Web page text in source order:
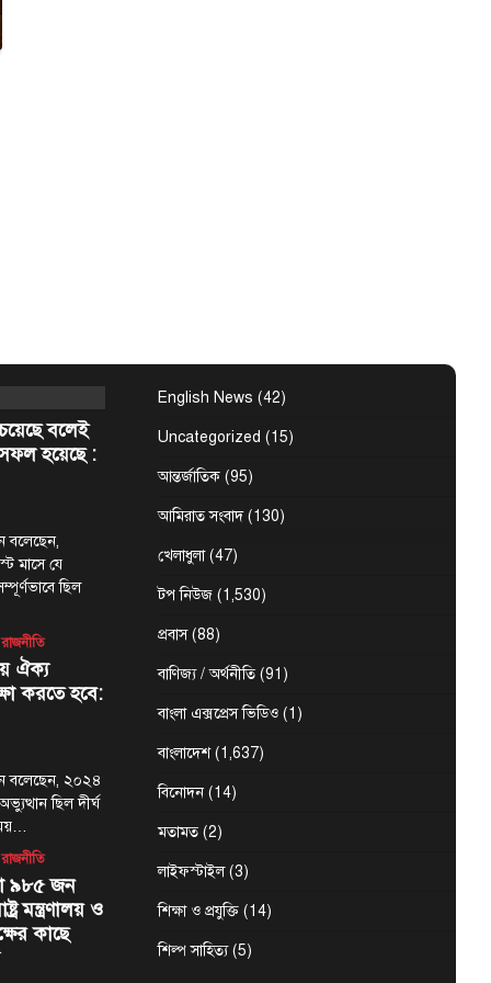
আগামী
ইউএই
সাক্ষাৎ
মোহাম্মদ বিন…
বলেই
হয়েছে :
বলেছেন,
মাসে যে
ছিল
রাজনীতি
ঐক্য
করতে হবে:
বলেছেন, ২০২৪
ছিল দীর্ঘ
রাজনীতি
৯৮৫ জন
মন্ত্রণালয় ও
কাছে
English News (42)
Uncategorized (15)
আন্তর্জাতিক (95)
আমিরাত সংবাদ(130)
খেলাধুলা(47)
টপ নিউজ (1,530)
প্রবাস(88)
বাণিজ্য / অর্থনীতি (91)
বাংলা এক্সপ্রেস ভিডিও (1)
বাংলাদেশ(1,637)
বিনোদন (14)
মতামত (2)
লাইফস্টাইল(3)
শিক্ষা ও প্রযুক্তি (14)
শিল্প সাহিত্য(5)